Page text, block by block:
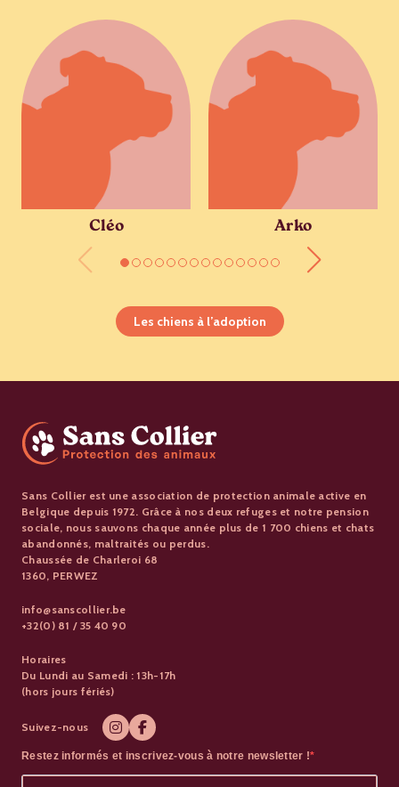
Cléo Arko
Les chiens à l’adoption
Sans Collier est une association de protection animale active en
Belgique depuis 1972. Grâce à nos deux refuges et notre pension
sociale, nous sauvons chaque année plus de 1 700 chiens et chats
abandonnés, maltraités ou perdus.
Chaussée de Charleroi 68
1360, PERWEZ
info@sanscollier.be
+32(0) 81 / 35 40 90
Horaires
Du Lundi au Samedi : 13h-17h
(hors jours fériés)
Suivez-nous
Restez informés et inscrivez-vous à notre newsletter !